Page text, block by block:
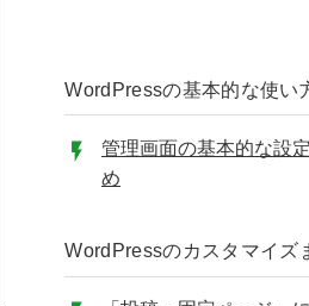
WordPressの基本的な使い
管理画面の基本的な設
め
WordPressのカスタマイズ